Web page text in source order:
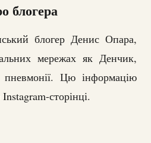
блогера
блогер Денис Опара,
мережах як Денчик,
пневмонії. Цю інформацію
сторінці.